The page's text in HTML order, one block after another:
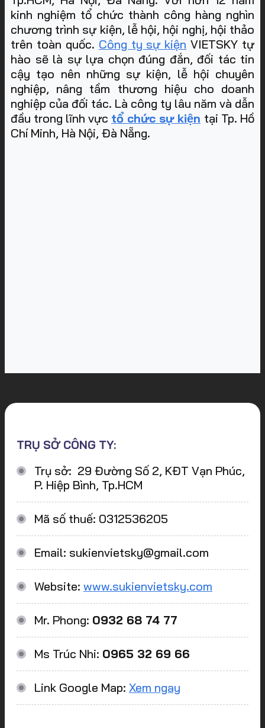
kinh nghiệm tổ chức thành công hàng nghìn
chương trình sự kiện, lễ hội, hội nghị, hội thảo
trên toàn quốc. Công ty sự kiện VIETSKY tự
hào sẽ là sự lựa chọn đúng đắn, đối tác tin
cậy tạo nên những sự kiện, lễ hội chuyên
nghiệp, nâng tầm thương hiệu cho doanh
nghiệp của đối tác. Là công ty lâu năm và dẫn
đầu trong lĩnh vực tổ chức sự kiện tại Tp. Hồ
Chí Minh, Hà Nội, Đà Nẵng.
TRỤ SỞ CÔNG TY:
Trụ sở: 29 Đường Số 2, KĐT Vạn Phúc,
P. Hiệp Bình, Tp.HCM
Mã số thuế: 0312536205
Email: sukienvietsky@gmail.com
Website: www.sukienvietsky.com
Mr. Phong: 0932 68 74 77
Ms Trúc Nhi: 0965 32 69 66
Link Google Map: Xem ngay